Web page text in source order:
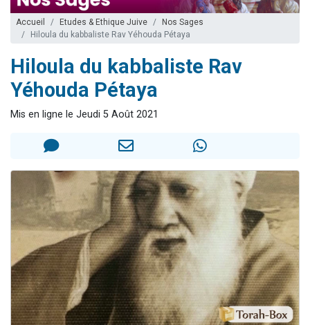
Accueil Etudes & Ethique Juive
Nos Sages
Hiloula du kabbaliste Rav Yéhouda Pétaya
Hiloula du kabbaliste Rav
Yéhouda Pétaya
Mis en ligne le Jeudi 5 Août 2021